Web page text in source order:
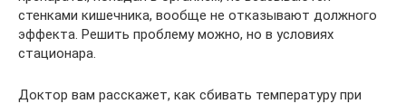
стенками кишечника, вообще не отказывают должного
эффекта. Решить проблему можно, но в условиях
стационара.
Доктор вам расскажет, как сбивать температуру при